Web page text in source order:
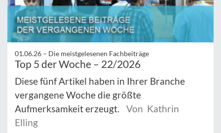
01.06.26 – Die meistgelesenen Fachbeiträge
Top 5 der Woche – 22/2026
Diese fünf Artikel haben in Ihrer Branche
vergangene Woche die größte
Aufmerksamkeit erzeugt.
Von Kathrin
Elling